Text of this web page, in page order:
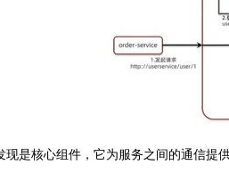
现是核心组件，它为服务之间的通信